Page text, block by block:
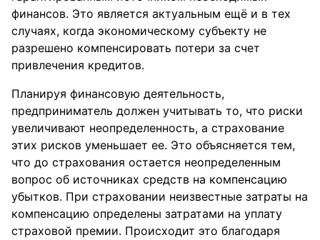
финансов. Это является актуальным ещё и в тех
случаях, когда экономическому субъекту не
разрешено компенсировать потери за счет
привлечения кредитов.
Планируя финансовую деятельность,
предприниматель должен учитывать то, что риски
увеличивают неопределенность, а страхование
этих рисков уменьшает ее. Это объясняется тем,
что до страхования остается неопределенным
вопрос об источниках средств на компенсацию
убытков. При страховании неизвестные затраты на
компенсацию определены затратами на уплату
страховой премии. Происходит это благодаря